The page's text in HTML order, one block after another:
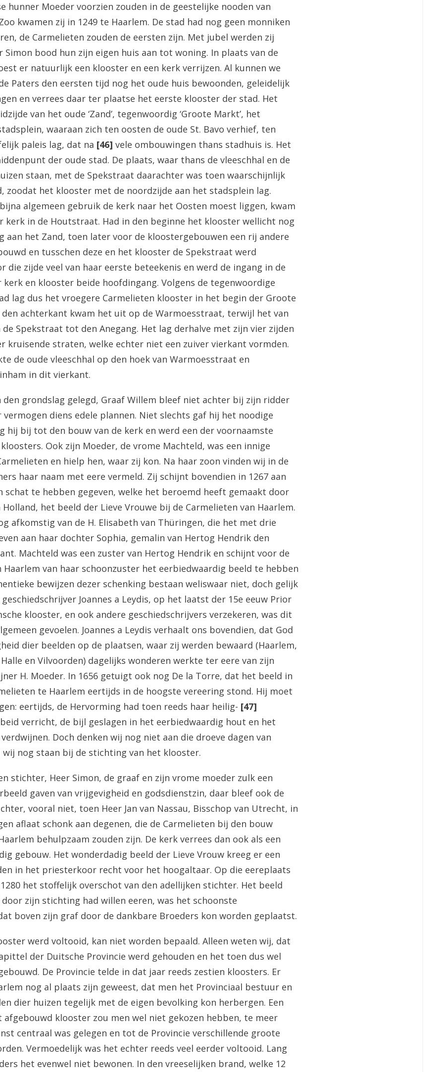
hunner Moeder voorzien zouden in de geestelijke nooden van
kwamen zij in 1249 te Haarlem. De stad had nog geen monniken
de Carmelieten zouden de eersten zijn. Met jubel werden zij
Simon bood hun zijn eigen huis aan tot woning. In plaats van de
er natuurlijk een klooster en een kerk verrijzen. Al kunnen we
Paters den eersten tijd nog het oude huis bewoonden, geleidelijk
en verrees daar ter plaatse het eerste klooster der stad. Het
van het oude ‘Zand’, tegenwoordig ‘Groote Markt’, het
waaraan zich ten oosten de oude St. Bavo verhief, ten
paleis lag, dat na [46] vele ombouwingen thans stadhuis is. Het
der oude stad. De plaats, waar thans de vleeschhal en de
staan, met de Spekstraat daarachter was toen waarschijnlijk
zoodat het klooster met de noordzijde aan het stadsplein lag.
algemeen gebruik de kerk naar het Oosten moest liggen, kwam
kerk in de Houtstraat. Had in den beginne het klooster wellicht nog
aan het Zand, toen later voor de kloostergebouwen een rij andere
en tusschen deze en het klooster de Spekstraat werd
die zijde veel van haar eerste beteekenis en werd de ingang in de
en klooster beide hoofdingang. Volgens de tegenwoordige
lag dus het vroegere Carmelieten klooster in het begin der Groote
achterkant kwam het uit op de Warmoesstraat, terwijl het van
Spekstraat tot den Anegang. Het lag derhalve met zijn vier zijden
kruisende straten, welke echter niet een zuiver vierkant vormden.
de oude vleeschhal op den hoek van Warmoesstraat en
in dit vierkant.
den grondslag gelegd, Graaf Willem bleef niet achter bij zijn ridder
vermogen diens edele plannen. Niet slechts gaf hij het noodige
hij bij tot den bouw van de kerk en werd een der voornaamste
Ook zijn Moeder, de vrome Machteld, was een innige
en hielp hen, waar zij kon. Na haar zoon vinden wij in de
haar naam met eere vermeld. Zij schijnt bovendien in 1267 aan
schat te hebben gegeven, welke het beroemd heeft gemaakt door
Holland, het beeld der Lieve Vrouwe bij de Carmelieten van Haarlem.
afkomstig van de H. Elisabeth van Thüringen, die het met drie
aan haar dochter Sophia, gemalin van Hertog Hendrik den
Machteld was een zuster van Hertog Hendrik en schijnt voor de
Haarlem van haar schoonzuster het eerbiedwaardig beeld te hebben
bewijzen dezer schenking bestaan weliswaar niet, doch gelijk
Joannes a Leydis, op het laatst der 15e eeuw Prior
klooster, en ook andere geschiedschrijvers verzekeren, was dit
gevoelen. Joannes a Leydis verhaalt ons bovendien, dat God
dier beelden op de plaatsen, waar zij werden bewaard (Haarlem,
Halle en Vilvoorden) dagelijks wonderen werkte ter eere van zijn
H. Moeder. In 1656 getuigt ook nog De la Torre, dat het beeld in
te Haarlem eertijds in de hoogste vereering stond. Hij moet
eertijds, de Hervorming had toen reeds haar heilig- [47]
verricht, de bijl geslagen in het eerbiedwaardig hout en het
Doch denken wij nog niet aan die droeve dagen van
nog staan bij de stichting van het klooster.
stichter, Heer Simon, de graaf en zijn vrome moeder zulk een
gaven van vrijgevigheid en godsdienstzin, daar bleef ook de
vooral niet, toen Heer Jan van Nassau, Bisschop van Utrecht, in
aflaat schonk aan degenen, die de Carmelieten bij den bouw
behulpzaam zouden zijn. De kerk verrees dan ook als een
gebouw. Het wonderdadig beeld der Lieve Vrouw kreeg er een
in het priesterkoor recht voor het hoogaltaar. Op die eereplaats
het stoffelijk overschot van den adellijken stichter. Het beeld
zijn stichting had willen eeren, was het schoonste
boven zijn graf door de dankbare Broeders kon worden geplaatst.
werd voltooid, kan niet worden bepaald. Alleen weten wij, dat
der Duitsche Provincie werd gehouden en het toen dus wel
De Provincie telde in dat jaar reeds zestien kloosters. Er
nog al plaats zijn geweest, dat men het Provinciaal bestuur en
dier huizen tegelijk met de eigen bevolking kon herbergen. Een
afgebouwd klooster zou men wel niet gekozen hebben, te meer
centraal was gelegen en tot de Provincie verschillende groote
Vermoedelijk was het echter reeds veel eerder voltooid. Lang
het evenwel niet bewonen. In den vreeselijken brand, welke 12